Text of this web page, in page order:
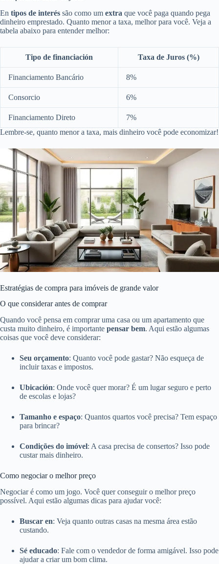
En tipos de interés são como um extra que você paga quando pega
dinheiro emprestado. Quanto menor a taxa, melhor para você. Veja a
tabela abaixo para entender melhor:
Tipo de financiación Taxa de Juros (%)
Financiamento Bancário 8%
Consorcio 6%
Financiamento Direto
7%
Lembre-se, quanto menor a taxa, mais dinheiro você pode economizar!
Estratégias de compra para imóveis de grande valor
O que considerar antes de comprar
Quando você pensa em comprar uma casa ou um apartamento que
custa muito dinheiro, é importante pensar bem. Aqui estão algumas
coisas que você deve considerar:
Seu orçamento: Quanto você pode gastar? Não esqueça de
incluir taxas e impostos.
Ubicación: Onde você quer morar? É um lugar seguro e perto
de escolas e lojas?
Tamanho e espaço: Quantos quartos você precisa? Tem espaço
para brincar?
Condições do imóvel: A casa precisa de consertos? Isso pode
custar mais dinheiro.
Como negociar o melhor preço
Negociar é como um jogo. Você quer conseguir o melhor preço
possível. Aqui estão algumas dicas para ajudar você:
Buscar en: Veja quanto outras casas na mesma área estão
custando.
Sé educado: Fale com o vendedor de forma amigável. Isso pode
ajudar a criar um bom clima.